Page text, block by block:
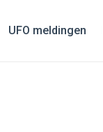
UFO meldingen